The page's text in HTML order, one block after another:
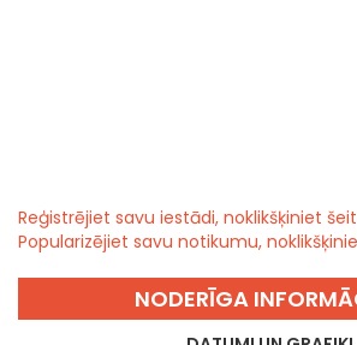
Reģistrējiet savu iestādi, noklikšķiniet šeit
Popularizējiet savu notikumu,
NODERĪGA